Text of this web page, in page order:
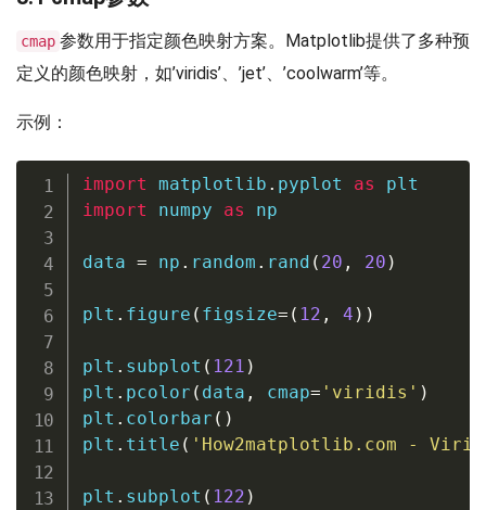
cmap 参数用于指定颜色映射方案。Matplotlib提供了多种预
定义的颜色映射，如’viridis’、’jet’、’coolwarm’等。
示例：
import matplotlib . pyplot as
import numpy as np
data = np . random . rand ( 20 , 20 )
plt . figure ( figsize= ( 12 , 4 ) )
plt . subplot ( 121 )
plt . pcolor ( data , cmap= 'viridis' )
plt . colorbar ( )
plt . title ( 'How2matplotlib.com -
plt . subplot ( 122 )